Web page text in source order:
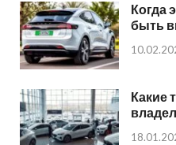
Когда
быть
Какие